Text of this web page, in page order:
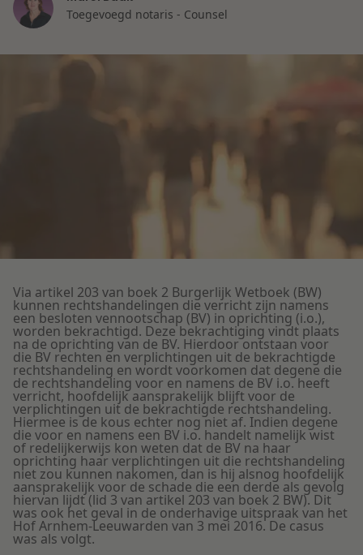
Aansprakelijkheid & Verzekering
Dichtbij de wendbare onderneming
Toegevoegd notaris - Counsel
Via artikel 203 van boek 2 Burgerlijk Wetboek (BW)
kunnen rechtshandelingen die verricht zijn namens
een besloten vennootschap (BV) in oprichting (i.o.),
worden bekrachtigd. Deze bekrachtiging vindt plaats
na de oprichting van de BV. Hierdoor ontstaan voor
die BV rechten en verplichtingen uit de bekrachtigde
rechtshandeling en wordt voorkomen dat degene die
de rechtshandeling voor en namens de BV i.o. heeft
verricht, hoofdelijk aansprakelijk blijft voor de
verplichtingen uit de bekrachtigde rechtshandeling.
Hiermee is de kous echter nog niet af. Indien degene
die voor en namens een BV i.o. handelt namelijk wist
of redelijkerwijs kon weten dat de BV na haar
oprichting haar verplichtingen uit die rechtshandeling
niet zou kunnen nakomen, dan is hij alsnog hoofdelijk
aansprakelijk voor de schade die een derde als gevolg
hiervan lijdt (lid 3 van artikel 203 van boek 2 BW). Dit
was ook het geval in de onderhavige uitspraak van het
Hof Arnhem-Leeuwarden van 3 mei 2016. De casus
was als volgt.